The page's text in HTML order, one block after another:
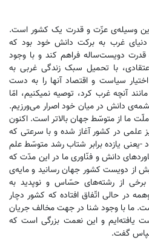
وسیله‌ی عزّت و قدرت یک کشور است.
دنیای غرب به برکت دانش خود بود که
دویست‌ساله فراهم کند و با وجود
با تحمیل سبک زندگی غربی به
سیاست و اقتصاد آنها را به دست
آنچه غرب کرد، توصیه نمیکنیم، امّا
دانش در میان خود اصرار می‌ورزیم.
ما از متوسّط جهان بالاتر است. اکنون
علمی در کشور آغاز شده و با سرعتی که
-یعنی یازده برابر شتاب رشد متوسّط علم
دانش و فنّاوری ما در این مدّت که
از دویست کشور جهان رسانید و مایه‌ی
از رشته‌های حسّاس و نوپدید به
در حالی اتّفاق افتاده که کشور دچار
ما با وجود شنا در جهت مخالف جریان
یافته‌ایم و این نعمت بزرگی است که
گفت.